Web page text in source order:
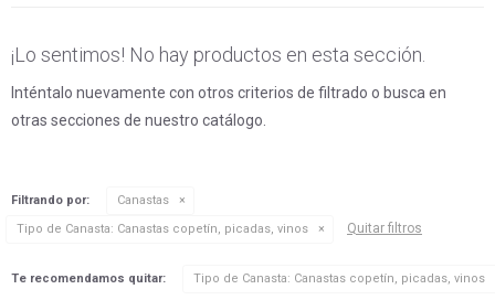
¡Lo sentimos! No hay productos en esta sección.
Inténtalo nuevamente con otros criterios de filtrado o busca en
otras secciones de nuestro catálogo.
Filtrando por:
Canastas
Tipo de Canasta: Canastas copetín, picadas, vinos Quitar filtros
Te recomendamos quitar: Tipo de Canasta: Canastas copetín, picadas, vinos